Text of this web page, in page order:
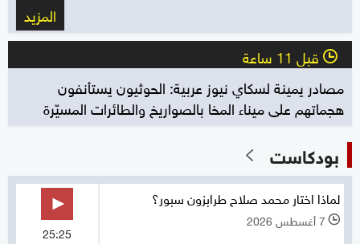
المزيد
l قبل 11 ساعة
مصادر يمينة لسكاي نيوز عربية: الحوثيون يستأنفون
هجماتهم على ميناء المخا بالصواريخ والطائرات المسيّرة
بودكاست
لماذا اختار محمد صلاح طرابزون سبور؟
l 7 أغسطس 2026
25:25